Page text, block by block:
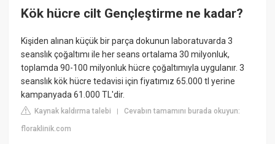
Kök hücre cilt Gençleştirme ne kadar?
Kişiden alınan küçük bir parça dokunun laboratuvarda 3
seanslık çoğaltımı ile her seans ortalama 30 milyonluk,
toplamda 90-100 milyonluk hücre çoğaltımıyla uygulanır. 3
seanslık kök hücre tedavisi için fiyatımız 65.000 tl yerine
kampanyada 61.000 TL'dir.
Kaynak kaldırma talebi |Cevabın tamamını burada okuyun:
floraklinik.com